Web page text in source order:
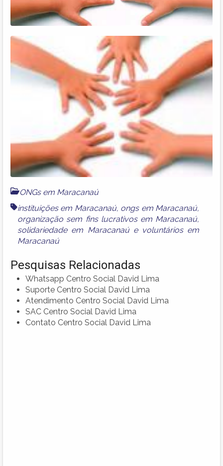
ONGs em Maracanaú
instituições em Maracanaú, ongs em Maracanaú,
organização sem fins lucrativos em Maracanaú,
solidariedade em Maracanaúe voluntários em
Maracanaú
Pesquisas Relacionadas
Whatsapp Centro Social David Lima
Suporte Centro Social David Lima
Atendimento Centro Social David Lima
SAC Centro Social David Lima
Contato Centro Social David Lima